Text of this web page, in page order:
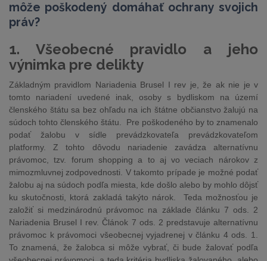
môže poškodený domáhať ochrany svojich
práv?
1. Všeobecné pravidlo a jeho
výnimka pre delikty
Základným pravidlom Nariadenia Brusel I rev je, že ak nie je v
tomto nariadení uvedené inak, osoby s bydliskom na území
členského štátu sa bez ohľadu na ich štátne občianstvo žalujú na
súdoch tohto členského štátu. Pre poškodeného by to znamenalo
podať žalobu v sídle prevádzkovateľa prevádzkovateľom
platformy. Z tohto dôvodu nariadenie zavádza alternatívnu
právomoc, tzv. forum shopping a to aj vo veciach nárokov z
mimozmluvnej zodpovednosti. V takomto prípade je možné podať
žalobu aj na súdoch podľa miesta, kde došlo alebo by mohlo dôjsť
ku skutočnosti, ktorá zakladá takýto nárok. Teda možnosťou je
založiť si medzinárodnú právomoc na základe článku 7 ods. 2
Nariadenia Brusel I rev. Článok 7 ods. 2 predstavuje alternatívnu
právomoc k právomoci všeobecnej vyjadrenej v článku 4 ods. 1.
To znamená, že žalobca si môže vybrať, či bude žalovať podľa